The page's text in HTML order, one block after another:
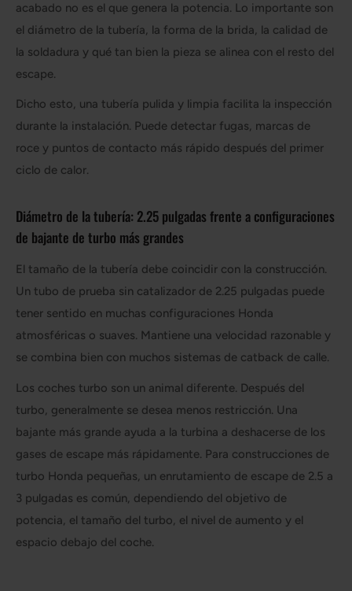
acabado no es el que genera la potencia. Lo importante son
el diámetro de la tubería, la forma de la brida, la calidad de
la soldadura y qué tan bien la pieza se alinea con el resto del
escape.
Dicho esto, una tubería pulida y limpia facilita la inspección
durante la instalación. Puede detectar fugas, marcas de
roce y puntos de contacto más rápido después del primer
ciclo de calor.
Diámetro de la tubería: 2.25 pulgadas frente a configuraciones
de bajante de turbo más grandes
El tamaño de la tubería debe coincidir con la construcción.
Un tubo de prueba sin catalizador de 2.25 pulgadas puede
tener sentido en muchas configuraciones Honda
atmosféricas o suaves. Mantiene una velocidad razonable y
se combina bien con muchos sistemas de catback de calle.
Los coches turbo son un animal diferente. Después del
turbo, generalmente se desea menos restricción. Una
bajante más grande ayuda a la turbina a deshacerse de los
gases de escape más rápidamente. Para construcciones de
turbo Honda pequeñas, un enrutamiento de escape de 2.5 a
3 pulgadas es común, dependiendo del objetivo de
potencia, el tamaño del turbo, el nivel de aumento y el
espacio debajo del coche.